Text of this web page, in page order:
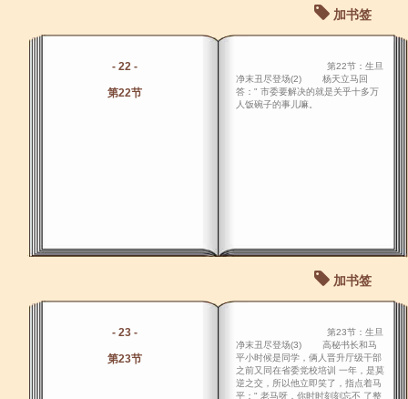
加书签
- 22 -
第22节
第22节：生旦
净末丑尽登场(2) 杨天立马回
答：" 市委要解决的就是关乎十多万
人饭碗子的事儿嘛。
加书签
- 23 -
第23节
第23节：生旦
净末丑尽登场(3) 高秘书长和马
平小时候是同学，俩人晋升厅级干部
之前又同在省委党校培训 一年，是莫
逆之交，所以他立即笑了，指点着马
平：" 老马呀，你时时刻刻忘不 了整